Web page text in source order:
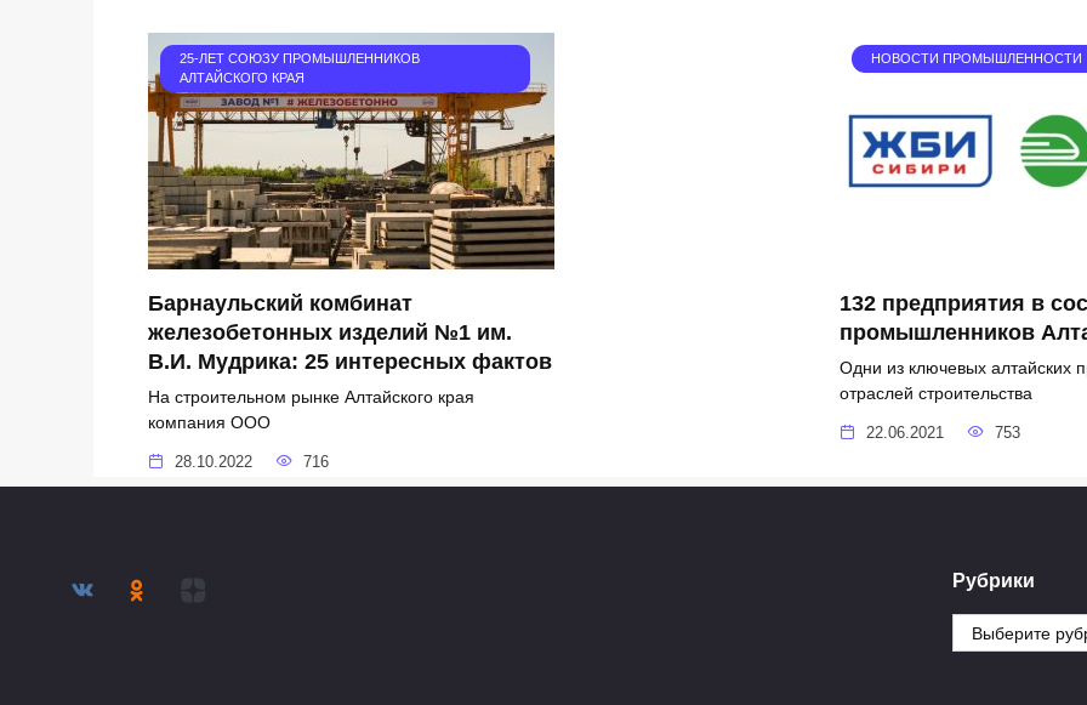
25-ЛЕТ СОЮЗУ ПРОМЫШЛЕННИКОВ
АЛТАЙСКОГО КРАЯ
Барнаульский комбинат
железобетонных изделий №1 им.
В.И. Мудрика: 25 интересных фактов
На строительном рынке Алтайского края
компания ООО
28.10.2022 716
НОВОСТИ ПРОМЫШЛЕННОСТИ
132 предприятия в
промышленников
Одни из ключевых алтайских
отраслей строительства
22.06.2021 753
Рубрики
Рубрики